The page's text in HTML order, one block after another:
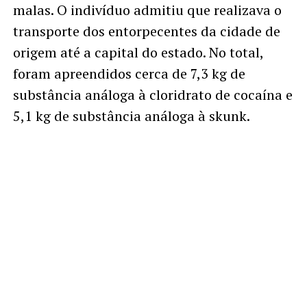
malas. O indivíduo admitiu que realizava o
transporte dos entorpecentes da cidade de
origem até a capital do estado. No total,
foram apreendidos cerca de 7,3 kg de
substância análoga à cloridrato de cocaína e
5,1 kg de substância análoga à skunk.